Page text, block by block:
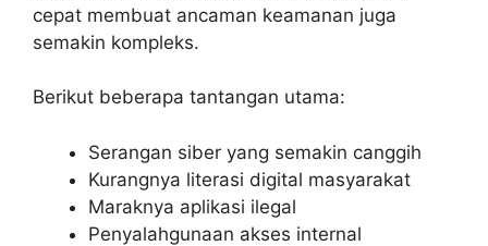
cepat membuat ancaman keamanan juga
semakin kompleks.
Berikut beberapa tantangan utama:
Serangan siber yang semakin canggih
Kurangnya literasi digital masyarakat
Maraknya aplikasi ilegal
Penyalahgunaan akses internal